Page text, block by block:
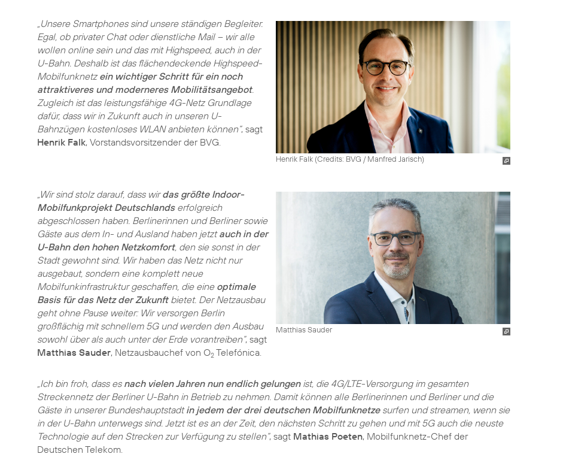
Henrik Falk (Credits: BVG / Manfred Jarisch)
„Unsere Smartphones sind unsere ständigen Begleiter.
Egal, ob privater Chat oder dienstliche Mail – wir alle
wollen online sein und das mit Highspeed, auch in der
U-Bahn. Deshalb ist das flächendeckende Highspeed-
Mobilfunknetz ein wichtiger Schritt für ein noch
attraktiveres und moderneres Mobilitätsangebot.
Zugleich ist das leistungsfähige 4G-Netz Grundlage
dafür, dass wir in Zukunft auch in unseren U-
Bahnzügen kostenloses WLAN anbieten können“, sagt
Henrik Falk, Vorstandsvorsitzender der BVG.
Matthias Sauder
„Wir sind stolz darauf, dass wirdas größte Indoor-
Mobilfunkprojekt Deutschlandserfolgreich
abgeschlossen haben. Berlinerinnen und Berliner sowie
Gäste aus dem In- und Ausland haben jetztauch in der
U-Bahn den hohen Netzkomfort, den sie sonst in der
Stadt gewohnt sind. Wir haben das Netz nicht nur
ausgebaut, sondern eine komplett neue
Mobilfunkinfrastruktur geschaffen, die eine optimale
Basis für das Netz der Zukunftbietet. Der Netzausbau
geht ohne Pause weiter: Wir versorgen Berlin
großflächig mit schnellem 5G und werden den Ausbau
sowohl über als auch unter der Erde vorantreiben“, sagt
Matthias Sauder, Netzausbauchef von O2 Telefónica.
„Ich bin froh, dass es nach vielen Jahren nun endlich gelungenist, die 4G/LTE-Versorgung im gesamten
Streckennetz der Berliner U-Bahn in Betrieb zu nehmen. Damit können alle Berlinerinnen und Berliner und die
Gäste in unserer Bundeshauptstadtin jedem der drei deutschen Mobilfunknetzesurfen und streamen, wenn sie
in der U-Bahn unterwegs sind. Jetzt ist es an der Zeit, den nächsten Schritt zu gehen und mit 5G auch die neuste
Technologie auf den Strecken zur Verfügung zu stellen“, sagt Mathias Poeten, Mobilfunknetz-Chef der
Deutschen Telekom.